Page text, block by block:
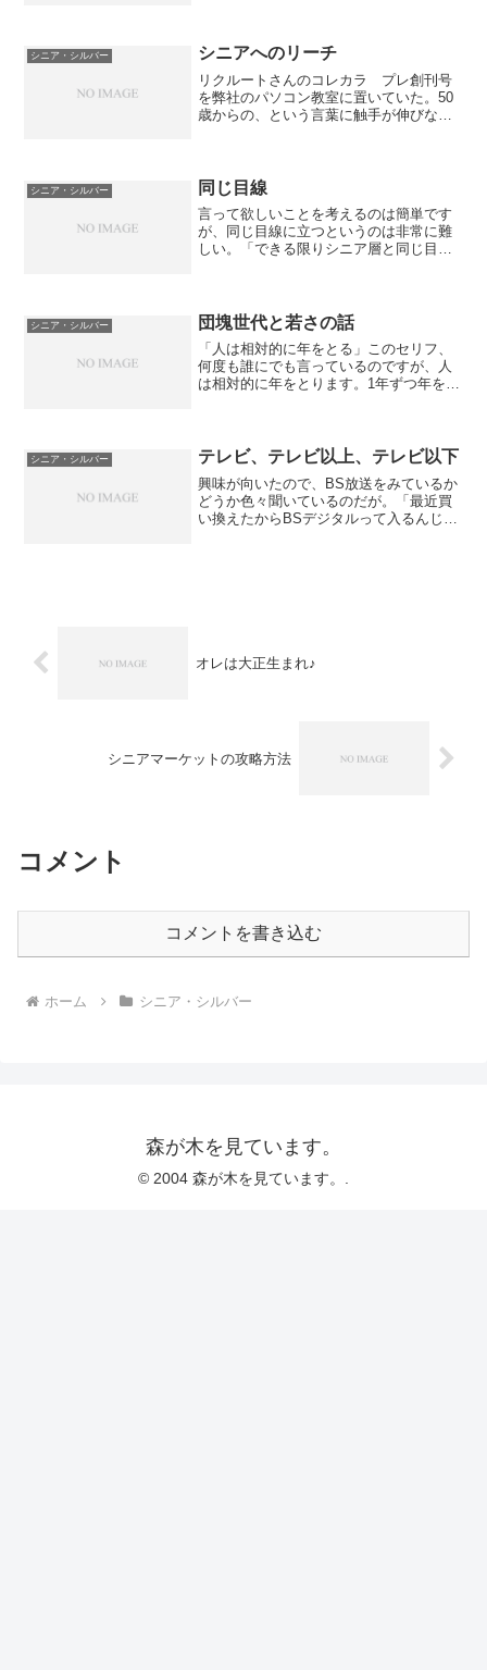
例えば中学生はページが...
シニア・シルバー シニアへのリーチ
リクルートさんのコレカラ プレ創刊号
を弊社のパソコン教室に置いていた。50
歳からの、という言葉に触手が伸びな
ど少し冷めた目でその...
シニア・シルバー 同じ目線
言って欲しいことを考えるのは簡単です
が、同じ目線に立つというのは非常に難
しい。「できる限りシニア層と同じ目線
ア層の気持ちがわかる」と...
シニア・シルバー 団塊世代と若さの話
「人は相対的に年をとる」このセリフ、
何度も誰にでも言っているのですが、人
は相対的に年をとります。1年ずつ年をと
だった。「ああ、彼らはあ...
シニア・シルバー テレビ、テレビ以上、テレビ以下
興味が向いたので、BS放送をみているか
どうか色々聞いているのだが。「最近買
い換えたからBSデジタルって入るんじゃ
オレは大正生まれ♪
シニアマーケットの攻略方法
コメント
コメントを書き込む
ホーム シニア・シルバー
森が木を見ています。
© 2004 森が木を見ています。.